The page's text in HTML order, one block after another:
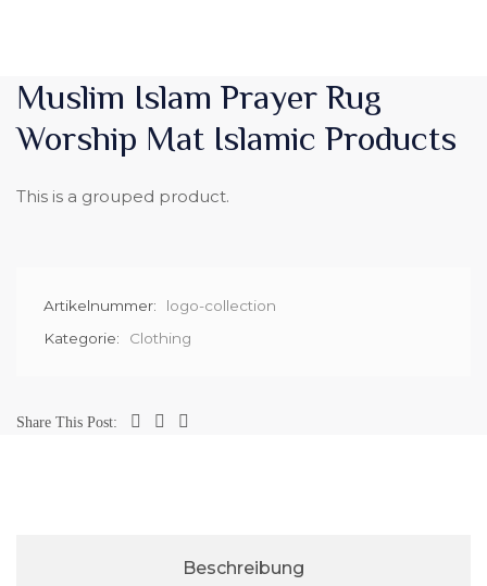
Muslim Islam Prayer Rug
Worship Mat Islamic Products
This is a grouped product.
Artikelnummer:
logo-collection
Kategorie:
Clothing
Share This Post:
Beschreibung